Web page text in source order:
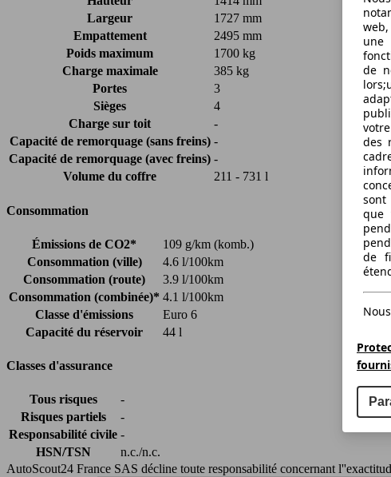
Largeur
1727 mm
Empattement
2495 mm
Poids maximum
1700 kg
Charge maximale
385 kg
Portes
3
Sièges
4
Charge sur toit
-
Capacité de remorquage (sans freins) -
Capacité de remorquage (avec freins) -
Volume du coffre
211 - 731 l
Consommation
Émissions de CO2*
109 g/km (komb.)
Consommation (ville)
4.6 l/100km
Consommation (route)
3.9 l/100km
Consommation (combinée)* 4.1 l/100km
Classe d'émissions
Euro 6
Capacité du réservoir
44 l
Classes d'assurance
Tous risques
-
Risques partiels
-
Responsabilité civile -
HSN/TSN
n.c./n.c.
AutoScout24 France SAS décline toute responsabilité concernant
de
des
sont
que
de